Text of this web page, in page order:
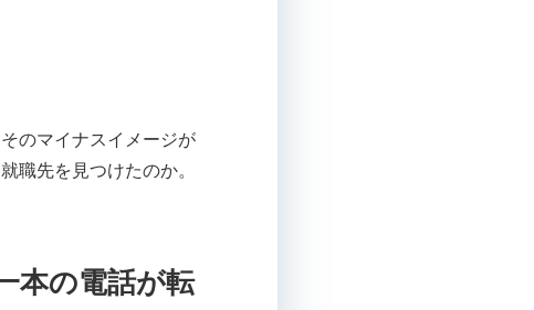
のマイナスイメージが
職先を見つけたのか。
本の電話が転